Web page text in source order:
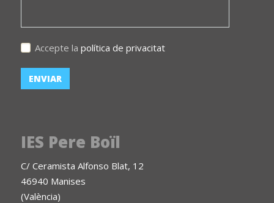
Accepte la política de privacitat
IES Pere Boïl
C/ Ceramista Alfonso Blat, 12
46940 Manises
(València)